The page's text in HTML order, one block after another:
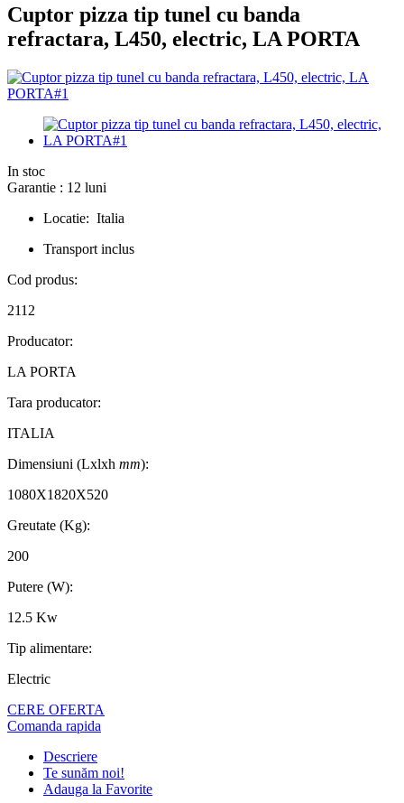
Cuptor pizza tip tunel cu banda
refractara, L450, electric, LA PORTA
In stoc
Garantie : 12 luni
Locatie: Italia
Transport inclus
Cod produs:
2112
Producator:
LA PORTA
Tara producator:
ITALIA
Dimensiuni (Lxlxh mm):
1080X1820X520
Greutate (Kg):
200
Putere (W):
12.5 Kw
Tip alimentare:
Electric
CERE OFERTA
Comanda rapida
Descriere
Te sunăm noi!
Adauga la Favorite